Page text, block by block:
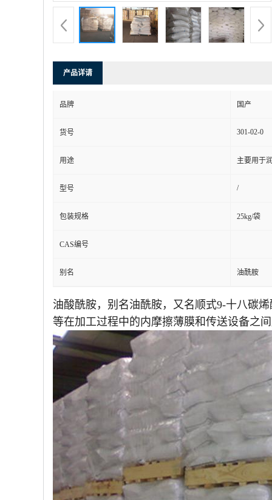
产品详请
品牌 国产
货号 301-02-0
用途 主要用于
型号 /
包装规格 25kg/袋
CAS编号
别名 油酰胺
油酸酰胺，别名油酰胺，又名顺式9-十八碳
等在加工过程中的内摩擦薄膜和传送设备之